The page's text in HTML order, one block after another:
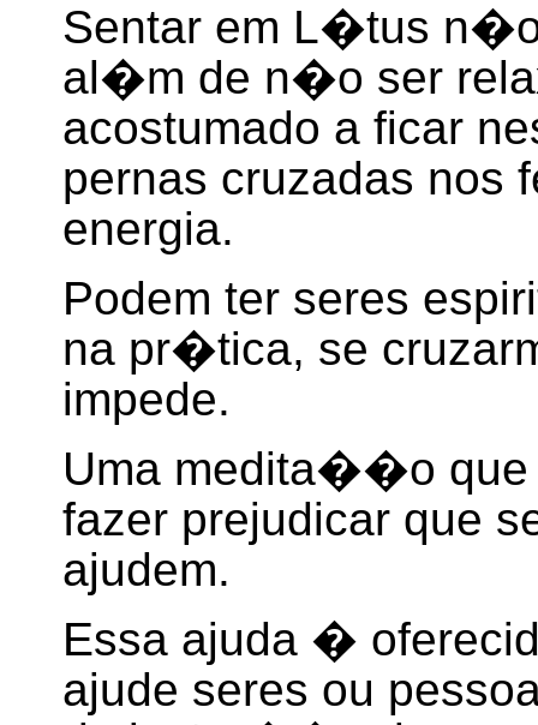
Sentar em L�tus
al�m de n�o ser
acostumado a ficar
pernas cruzadas nos
energia.
Podem ter seres
na pr�tica, se
impede.
Uma medita��o que
fazer prejudicar que
ajudem.
Essa ajuda �
ajude seres ou